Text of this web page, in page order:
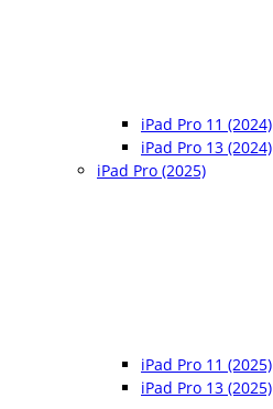
iPad Pro 11 (2024)
iPad Pro 13 (2024)
iPad Pro (2025)
iPad Pro 11 (2025)
iPad Pro 13 (2025)